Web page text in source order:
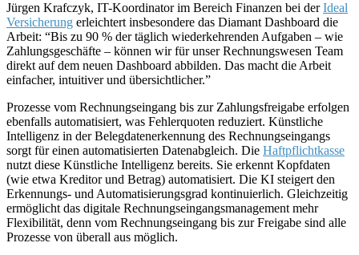
Jürgen Krafczyk, IT-Koordinator im Bereich Finanzen bei derIdeal
Versicherung erleichtert insbesondere das Diamant Dashboard die
Arbeit: “Bis zu 90 % der täglich wiederkehrenden Aufgaben – wie
Zahlungsgeschäfte – können wir für unser Rechnungswesen Team
direkt auf dem neuen Dashboard abbilden. Das macht die Arbeit
einfacher, intuitiver und übersichtlicher.”
Prozesse vom Rechnungseingang bis zur Zahlungsfreigabe erfolgen
ebenfalls automatisiert, was Fehlerquoten reduziert. Künstliche
Intelligenz in der Belegdatenerkennung des Rechnungseingangs
sorgt für einen au­tomatisierten Datenabgleich. Die Haftpflichtkasse
nutzt diese Künstliche Intelligenz bereits. Sie erkennt Kopfdaten
(wie etwa Kreditor und Betrag) automatisiert. Die KI steigert den
Erkennungs- und Au­tomatisierungsgrad kontinuierlich. Gleichzeitig
ermöglicht das digitale Rechnungseingangsmanage­ment mehr
Flexibilität, denn vom Rechnungseingang bis zur Freigabe sind alle
Prozesse von überall aus möglich.